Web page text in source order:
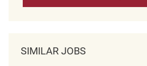
SIMILAR JOBS